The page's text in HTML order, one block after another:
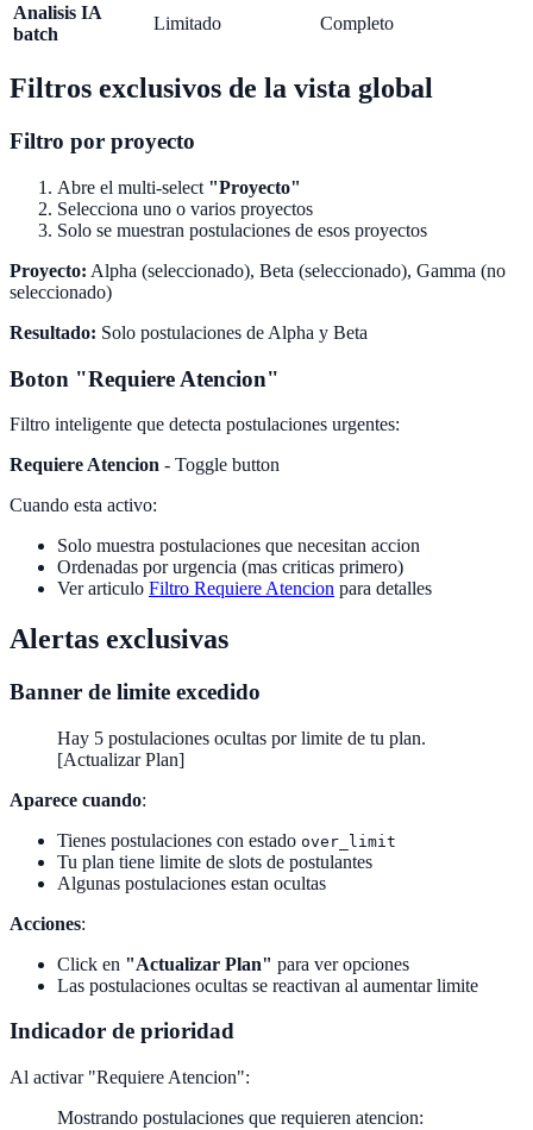
Analisis IA
batch
Limitado Completo
Filtros exclusivos de la vista global
Filtro por proyecto
Abre el multi-select "Proyecto"
Selecciona uno o varios proyectos
Solo se muestran postulaciones de esos proyectos
Proyecto: Alpha (seleccionado), Beta (seleccionado), Gamma (no
seleccionado)
Resultado: Solo postulaciones de Alpha y Beta
Boton "Requiere Atencion"
Filtro inteligente que detecta postulaciones urgentes:
Requiere Atencion - Toggle button
Cuando esta activo:
Solo muestra postulaciones que necesitan accion
Ordenadas por urgencia (mas criticas primero)
Ver articulo Filtro Requiere Atencion para detalles
Alertas exclusivas
Banner de limite excedido
Hay 5 postulaciones ocultas por limite de tu plan.
[Actualizar Plan]
Aparece cuando:
Tienes postulaciones con estado over_limit
Tu plan tiene limite de slots de postulantes
Algunas postulaciones estan ocultas
Acciones:
Click en "Actualizar Plan" para ver opciones
Las postulaciones ocultas se reactivan al aumentar limite
Indicador de prioridad
Al activar "Requiere Atencion":
Mostrando postulaciones que requieren atencion: